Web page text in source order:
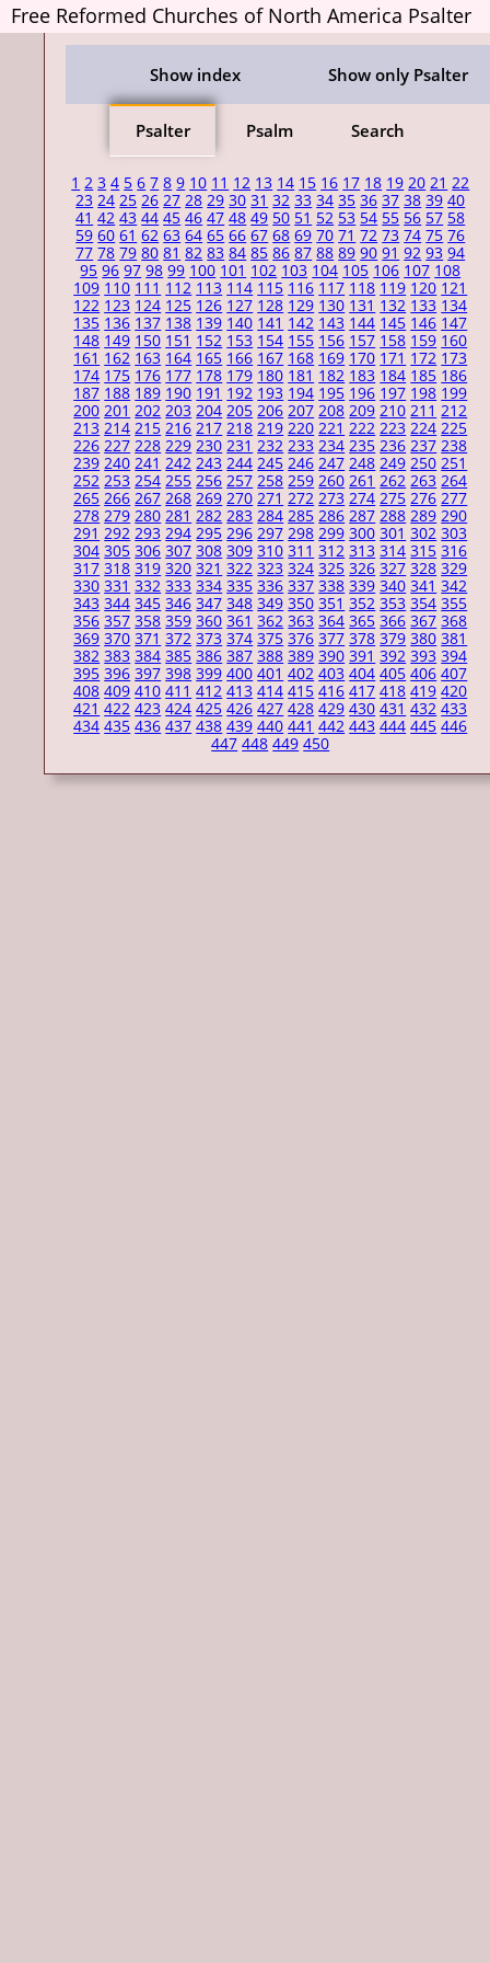
Free Reformed Churches of North America Psalter
Show index Show only Psalter
Psalter Psalm Search
1 2 3 4 5 6 7 8 9 10 11 12 13 14 15 16 17 18 19 20 21 22
23 24 25 26 27 28 29 30 31 32 33 34 35 36 37 38 39 40
41 42 43 44 45 46 47 48 49 50 51 52 53 54 55 56 57 58
59 60 61 62 63 64 65 66 67 68 69 70 71 72 73 74 75 76
77 78 79 80 81 82 83 84 85 86 87 88 89 90 91 92 93 94
95 96 97 98 99 100 101 102 103 104 105 106 107 108
109 110 111 112 113 114 115 116 117 118 119 120 121
122 123 124 125 126 127 128 129 130 131 132 133 134
135 136 137 138 139 140 141 142 143 144 145 146 147
148 149 150 151 152 153 154 155 156 157 158 159 160
161 162 163 164 165 166 167 168 169 170 171 172 173
174 175 176 177 178 179 180 181 182 183 184 185 186
187 188 189 190 191 192 193 194 195 196 197 198 199
200 201 202 203 204 205 206 207 208 209 210 211 212
213 214 215 216 217 218 219 220 221 222 223 224 225
226 227 228 229 230 231 232 233 234 235 236 237 238
239 240 241 242 243 244 245 246 247 248 249 250 251
252 253 254 255 256 257 258 259 260 261 262 263 264
265 266 267 268 269 270 271 272 273 274 275 276 277
278 279 280 281 282 283 284 285 286 287 288 289 290
291 292 293 294 295 296 297 298 299 300 301 302 303
304 305 306 307 308 309 310 311 312 313 314 315 316
317 318 319 320 321 322 323 324 325 326 327 328 329
330 331 332 333 334 335 336 337 338 339 340 341 342
343 344 345 346 347 348 349 350 351 352 353 354 355
356 357 358 359 360 361 362 363 364 365 366 367 368
369 370 371 372 373 374 375 376 377 378 379 380 381
382 383 384 385 386 387 388 389 390 391 392 393 394
395 396 397 398 399 400 401 402 403 404 405 406 407
408 409 410 411 412 413 414 415 416 417 418 419 420
421 422 423 424 425 426 427 428 429 430 431 432 433
434 435 436 437 438 439 440 441 442 443 444 445 446
447 448 449 450